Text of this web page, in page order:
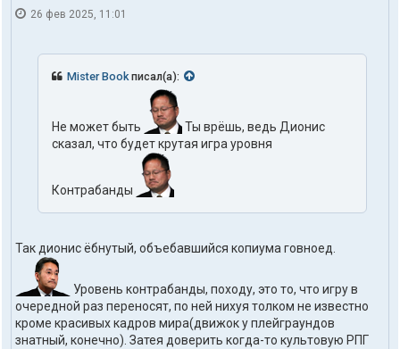
26 фев 2025, 11:01
Mister Bookписал(а):
Не может быть
Ты врёшь, ведь Дионис
сказал, что будет крутая игра уровня
Контрабанды
Так дионис ёбнутый, объебавшийся копиума говноед.
Уровень контрабанды, походу, это то, что игру в
очередной раз переносят, по ней нихуя толком не известно
кроме красивых кадров мира(движок у плейграундов
знатный, конечно). Затея доверить когда-то культовую РПГ